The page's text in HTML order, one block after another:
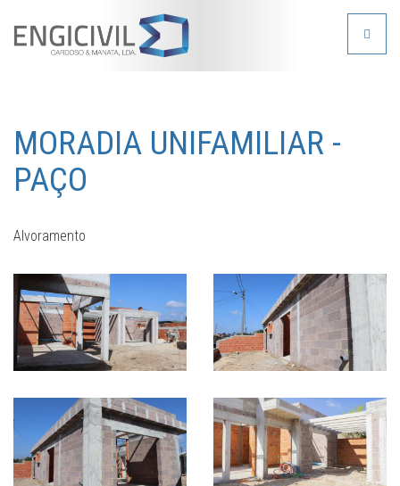
Toggle
MORADIA UNIFAMILIAR -
PAÇO
Alvoramento